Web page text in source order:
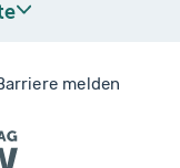
melden